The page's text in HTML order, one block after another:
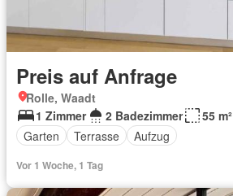
Preis auf Anfrage
Rolle, Waadt
1 Zimmer
2 Badezimmer
55 m²
Garten
Terrasse Aufzug
Vor 1 Woche, 1 Tag